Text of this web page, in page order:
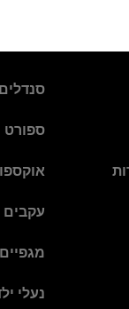
ספורט
עקבים
נעלי